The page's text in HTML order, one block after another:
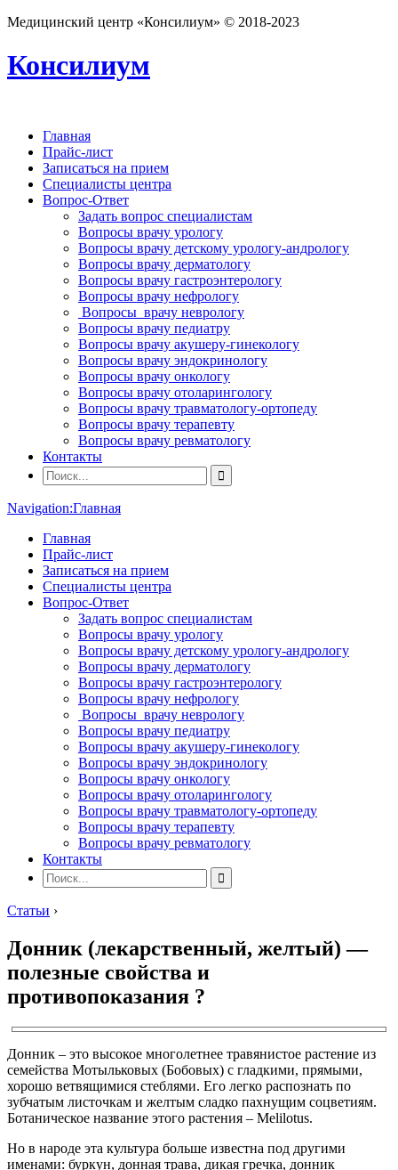
Медицинский центр «Консилиум» © 2018-2023
Консилиум
Главная
Прайс-лист
Записаться на прием
Специалисты центра
Вопрос-Ответ
Задать вопрос специалистам
Вопросы врачу урологу
Вопросы врачу детскому урологу-андрологу
Вопросы врачу дерматологу
Вопросы врачу гастроэнтерологу
Вопросы врачу нефрологу
Вопросы врачу неврологу
Вопросы врачу педиатру
Вопросы врачу акушеру-гинекологу
Вопросы врачу эндокринологу
Вопросы врачу онкологу
Вопросы врачу отоларингологу
Вопросы врачу травматологу-ортопеду
Вопросы врачу терапевту
Вопросы врачу ревматологу
Контакты
Navigation:Главная
Главная
Прайс-лист
Записаться на прием
Специалисты центра
Вопрос-Ответ
Задать вопрос специалистам
Вопросы врачу урологу
Вопросы врачу детскому урологу-андрологу
Вопросы врачу дерматологу
Вопросы врачу гастроэнтерологу
Вопросы врачу нефрологу
Вопросы врачу неврологу
Вопросы врачу педиатру
Вопросы врачу акушеру-гинекологу
Вопросы врачу эндокринологу
Вопросы врачу онкологу
Вопросы врачу отоларингологу
Вопросы врачу травматологу-ортопеду
Вопросы врачу терапевту
Вопросы врачу ревматологу
Контакты
Статьи ›
Донник (лекарственный, желтый) —
полезные свойства и
противопоказания ?
Донник – это высокое многолетнее травянистое растение из
семейства Мотыльковых (Бобовых) с гладкими, прямыми,
хорошо ветвящимися стеблями. Его легко распознать по
зубчатым листочкам и желтым сладко пахнущим соцветиям.
Ботаническое название этого растения – Melilotus.
Но в народе эта культура больше известна под другими
именами: буркун, донная трава, дикая гречка, донник